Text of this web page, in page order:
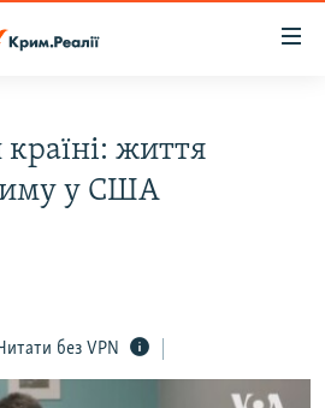
країні: життя
у США
без VPN